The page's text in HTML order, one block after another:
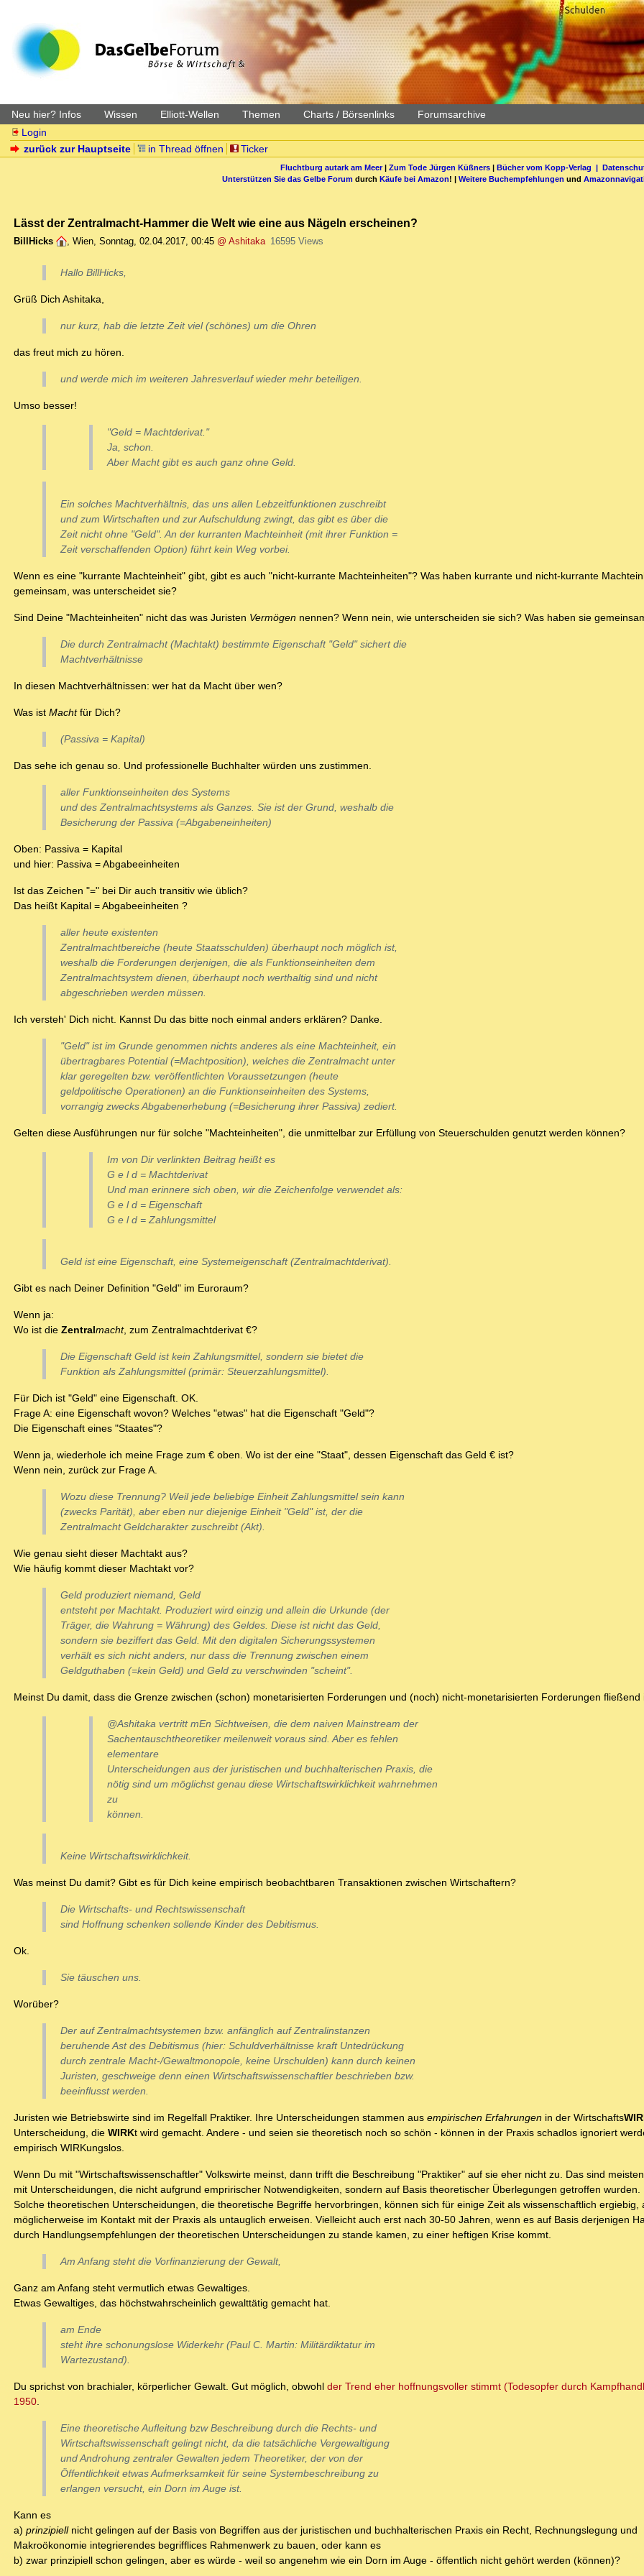
Neu hier? Infos Wissen Elliott-Wellen Themen Charts / Börsenlinks
Forumsarchive
Login
zurück zur Hauptseite
in Thread öffnen Ticker
Fluchtburg autark am Meer| Zum Tode Jürgen Küßners| Bücher vom Kopp-Verlag |
Unterstützen Sie das Gelbe Forum durch Käufe bei Amazon! | Weitere Buchempfehlungen und
Lässt der Zentralmacht-Hammer die Welt wie eine aus Nägeln erscheinen?
BillHicks , Wien, Sonntag, 02.04.2017, 00:45 @ Ashitaka 16595 Views
Hallo BillHicks,
Grüß Dich Ashitaka,
nur kurz, hab die letzte Zeit viel (schönes) um die Ohren
das freut mich zu hören.
und werde mich im weiteren Jahresverlauf wieder mehr beteiligen.
Umso besser!
"Geld = Machtderivat."
Ja, schon.
Aber Macht gibt es auch ganz ohne Geld.
Ein solches Machtverhältnis, das uns allen Lebzeitfunktionen zuschreibt
und zum Wirtschaften und zur Aufschuldung zwingt, das gibt es über die
Zeit nicht ohne "Geld". An der kurranten Machteinheit (mit ihrer Funktion =
Zeit verschaffenden Option) führt kein Weg vorbei.
Wenn es eine "kurrante Machteinheit" gibt, gibt es auch "nicht-kurrante Machteinheiten"? Was haben kurrante und nicht-kurrante
gemeinsam, was unterscheidet sie?
Sind Deine "Machteinheiten" nicht das was Juristen Vermögen nennen? Wenn nein, wie unterscheiden sie sich? Was haben sie
Die durch Zentralmacht (Machtakt) bestimmte Eigenschaft "Geld" sichert die
Machtverhältnisse
In diesen Machtverhältnissen: wer hat da Macht über wen?
Was ist Machtfür Dich?
(Passiva = Kapital)
Das sehe ich genau so. Und professionelle Buchhalter würden uns zustimmen.
aller Funktionseinheiten des Systems
und des Zentralmachtsystems als Ganzes. Sie ist der Grund, weshalb die
Besicherung der Passiva (=Abgabeneinheiten)
Oben: Passiva = Kapital
und hier: Passiva = Abgabeeinheiten
Ist das Zeichen "=" bei Dir auch transitiv wie üblich?
Das heißt Kapital = Abgabeeinheiten ?
aller heute existenten
Zentralmachtbereiche (heute Staatsschulden) überhaupt noch möglich ist,
weshalb die Forderungen derjenigen, die als Funktionseinheiten dem
Zentralmachtsystem dienen, überhaupt noch werthaltig sind und nicht
abgeschrieben werden müssen.
Ich versteh' Dich nicht. Kannst Du das bitte noch einmal anders erklären? Danke.
"Geld" ist im Grunde genommen nichts anderes als eine Machteinheit, ein
übertragbares Potential (=Machtposition), welches die Zentralmacht unter
klar geregelten bzw. veröffentlichten Voraussetzungen (heute
geldpolitische Operationen) an die Funktionseinheiten des Systems,
vorrangig zwecks Abgabenerhebung (=Besicherung ihrer Passiva) zediert.
Gelten diese Ausführungen nur für solche "Machteinheiten", die unmittelbar zur Erfüllung von Steuerschulden genutzt werden können?
Im von Dir verlinkten Beitrag heißt es
G e l d = Machtderivat
Und man erinnere sich oben, wir die Zeichenfolge verwendet als:
G e l d = Eigenschaft
G e l d = Zahlungsmittel
Geld ist eine Eigenschaft, eine Systemeigenschaft (Zentralmachtderivat).
Gibt es nach Deiner Definition "Geld" im Euroraum?
Wenn ja:
Wo ist die Zentralmacht, zum Zentralmachtderivat €?
Die Eigenschaft Geld ist kein Zahlungsmittel, sondern sie bietet die
Funktion als Zahlungsmittel (primär: Steuerzahlungsmittel).
Für Dich ist "Geld" eine Eigenschaft. OK.
Frage A: eine Eigenschaft wovon? Welches "etwas" hat die Eigenschaft "Geld"?
Die Eigenschaft eines "Staates"?
Wenn ja, wiederhole ich meine Frage zum € oben. Wo ist der eine "Staat", dessen Eigenschaft das Geld € ist?
Wenn nein, zurück zur Frage A.
Wozu diese Trennung? Weil jede beliebige Einheit Zahlungsmittel sein kann
(zwecks Parität), aber eben nur diejenige Einheit "Geld" ist, der die
Zentralmacht Geldcharakter zuschreibt (Akt).
Wie genau sieht dieser Machtakt aus?
Wie häufig kommt dieser Machtakt vor?
Geld produziert niemand, Geld
entsteht per Machtakt. Produziert wird einzig und allein die Urkunde (der
Träger, die Wahrung = Währung) des Geldes. Diese ist nicht das Geld,
sondern sie beziffert das Geld. Mit den digitalen Sicherungssystemen
verhält es sich nicht anders, nur dass die Trennung zwischen einem
Geldguthaben (=kein Geld) und Geld zu verschwinden "scheint".
Meinst Du damit, dass die Grenze zwischen (schon) monetarisierten Forderungen und (noch) nicht-monetarisierten Forderungen fließend
@Ashitaka vertritt mEn Sichtweisen, die dem naiven Mainstream der
Sachentauschtheoretiker meilenweit voraus sind. Aber es fehlen
elementare
Unterscheidungen aus der juristischen und buchhalterischen Praxis, die
nötig sind um möglichst genau diese Wirtschaftswirklichkeit wahrnehmen
zu
können.
Keine Wirtschaftswirklichkeit.
Was meinst Du damit? Gibt es für Dich keine empirisch beobachtbaren Transaktionen zwischen Wirtschaftern?
Die Wirtschafts- und Rechtswissenschaft
sind Hoffnung schenken sollende Kinder des Debitismus.
Ok.
Sie täuschen uns.
Worüber?
Der auf Zentralmachtsystemen bzw. anfänglich auf Zentralinstanzen
beruhende Ast des Debitismus (hier: Schuldverhältnisse kraft Untedrückung
durch zentrale Macht-/Gewaltmonopole, keine Urschulden) kann durch keinen
Juristen, geschweige denn einen Wirtschaftswissenschaftler beschrieben bzw.
beeinflusst werden.
Juristen wie Betriebswirte sind im Regelfall Praktiker. Ihre Unterscheidungen stammen aus empirischen Erfahrungen in der Wirtschafts
Unterscheidung, die WIRKt wird gemacht. Andere - und seien sie theoretisch noch so schön - können in der Praxis schadlos ignoriert
empirisch WIRKungslos.
Wenn Du mit "Wirtschaftswissenschaftler" Volkswirte meinst, dann trifft die Beschreibung "Praktiker" auf sie eher nicht zu. Das sind
mit Unterscheidungen, die nicht aufgrund empririscher Notwendigkeiten, sondern auf Basis theoretischer Überlegungen getroffen wurden.
Solche theoretischen Unterscheidungen, die theoretische Begriffe hervorbringen, können sich für einige Zeit als wissenschaftlich ergiebig,
möglicherweise im Kontakt mit der Praxis als untauglich erweisen. Vielleicht auch erst nach 30-50 Jahren, wenn es auf Basis derjenigen
durch Handlungsempfehlungen der theoretischen Unterscheidungen zu stande kamen, zu einer heftigen Krise kommt.
Am Anfang steht die Vorfinanzierung der Gewalt,
Ganz am Anfang steht vermutlich etwas Gewaltiges.
Etwas Gewaltiges, das höchstwahrscheinlich gewalttätig gemacht hat.
am Ende
steht ihre schonungslose Widerkehr (Paul C. Martin: Militärdiktatur im
Wartezustand).
Du sprichst von brachialer, körperlicher Gewalt. Gut möglich, obwohl der Trend eher hoffnungsvoller stimmt (Todesopfer durch
1950.
Eine theoretische Aufleitung bzw Beschreibung durch die Rechts- und
Wirtschaftswissenschaft gelingt nicht, da die tatsächliche Vergewaltigung
und Androhung zentraler Gewalten jedem Theoretiker, der von der
Öffentlichkeit etwas Aufmerksamkeit für seine Systembeschreibung zu
erlangen versucht, ein Dorn im Auge ist.
Kann es
a) prinzipiellnicht gelingen auf der Basis von Begriffen aus der juristischen und buchhalterischen Praxis ein Recht, Rechnungslegung und
Makroökonomie integrierendes begrifflices Rahmenwerk zu bauen, oder kann es
b) zwar prinzipiell schon gelingen, aber es würde - weil so angenehm wie ein Dorn im Auge - öffentlich nicht gehört werden (können)?